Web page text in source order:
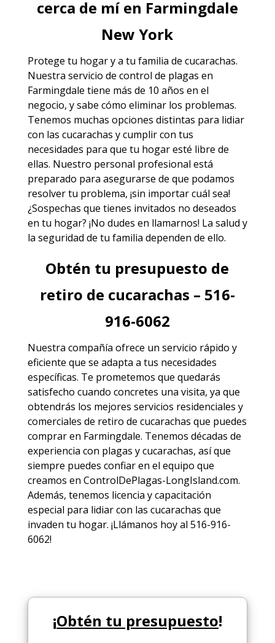
cerca de mí en Farmingdale
New York
Protege tu hogar y a tu familia de cucarachas.
Nuestra servicio de control de plagas en
Farmingdale tiene más de 10 años en el
negocio, y sabe cómo eliminar los problemas.
Tenemos muchas opciones distintas para lidiar
con las cucarachas y cumplir con tus
necesidades para que tu hogar esté libre de
ellas. Nuestro personal profesional está
preparado para asegurarse de que podamos
resolver tu problema, ¡sin importar cuál sea!
¿Sospechas que tienes invitados no deseados
en tu hogar? ¡No dudes en llamarnos! La salud y
la seguridad de tu familia dependen de ello.
Obtén tu presupuesto de
retiro de cucarachas – 516-
916-6062
Nuestra compañía ofrece un servicio rápido y
eficiente que se adapta a tus necesidades
específicas. Te prometemos que quedarás
satisfecho cuando concretes una visita, ya que
obtendrás los mejores servicios residenciales y
comerciales de retiro de cucarachas que puedes
comprar en Farmingdale. Tenemos décadas de
experiencia con plagas y cucarachas, así que
siempre puedes confiar en el equipo que
creamos en ControlDePlagas-LongIsland.com.
Además, tenemos licencia y capacitación
especial para lidiar con las cucarachas que
invaden tu hogar. ¡Llámanos hoy al 516-916-
6062!
¡Obtén tu presupuesto!